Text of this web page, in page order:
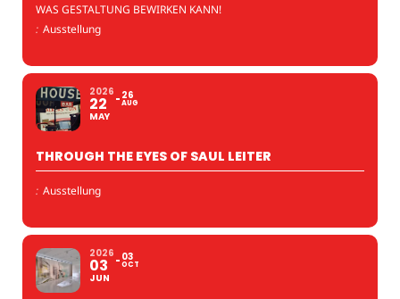
WAS GESTALTUNG BEWIRKEN KANN!
: Ausstellung
2026
22
MAY
26
AUG
THROUGH THE EYES OF SAUL LEITER
: Ausstellung
2026
03
JUN
03
OCT